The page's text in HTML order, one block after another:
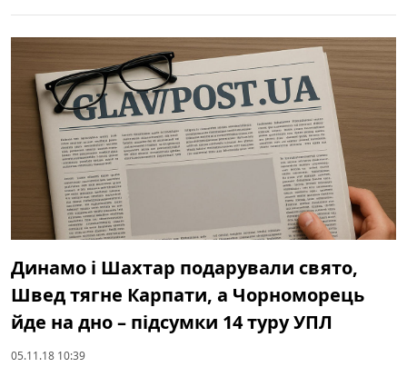
Динамо і Шахтар подарували свято,
Швед тягне Карпати, а Чорноморець
йде на дно – підсумки 14 туру УПЛ
05.11.18 10:39